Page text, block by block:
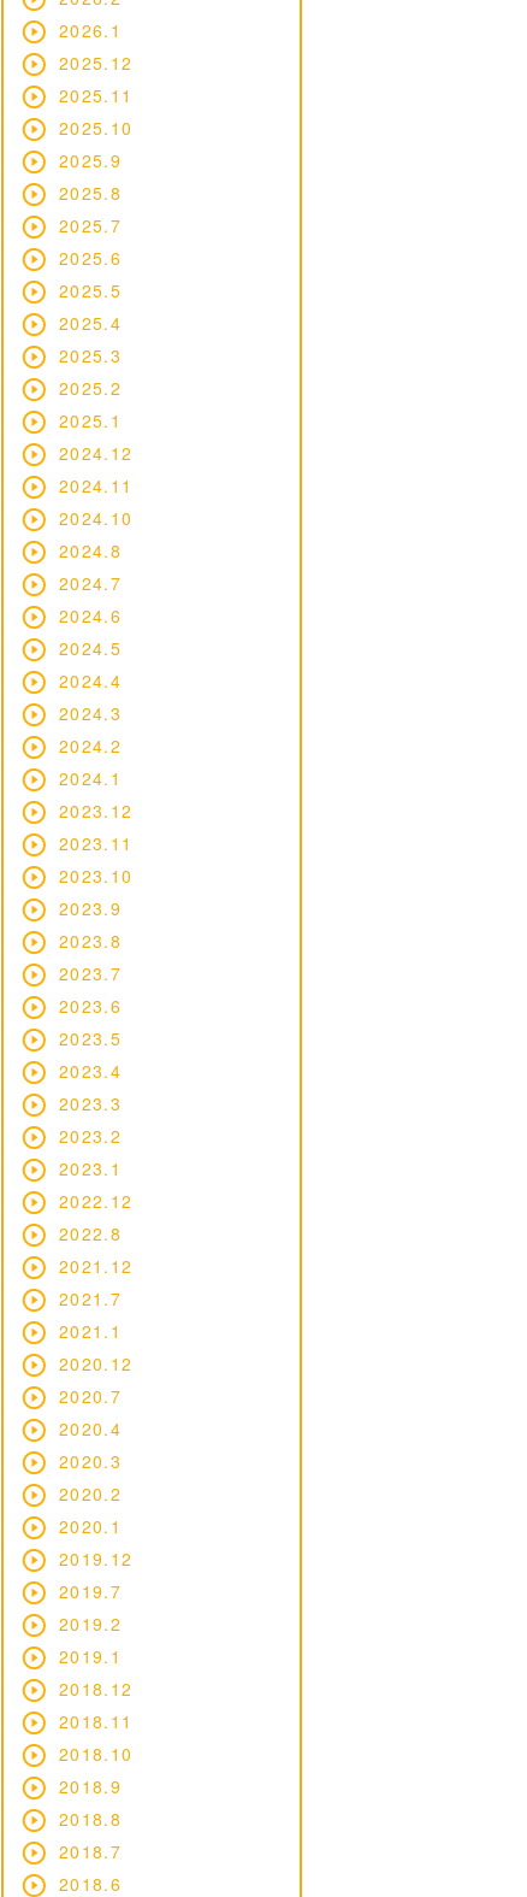
2026.1
2025.12
2025.11
2025.10
2025.9
2025.8
2025.7
2025.6
2025.5
2025.4
2025.3
2025.2
2025.1
2024.12
2024.11
2024.10
2024.8
2024.7
2024.6
2024.5
2024.4
2024.3
2024.2
2024.1
2023.12
2023.11
2023.10
2023.9
2023.8
2023.7
2023.6
2023.5
2023.4
2023.3
2023.2
2023.1
2022.12
2022.8
2021.12
2021.7
2021.1
2020.12
2020.7
2020.4
2020.3
2020.2
2020.1
2019.12
2019.7
2019.2
2019.1
2018.12
2018.11
2018.10
2018.9
2018.8
2018.7
2018.6